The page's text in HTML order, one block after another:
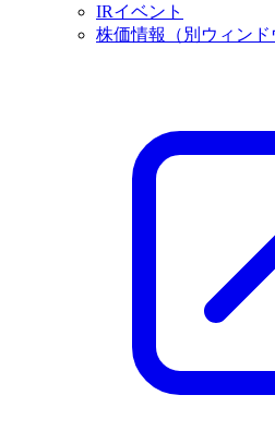
IRイベント
株価情報
（別ウィン